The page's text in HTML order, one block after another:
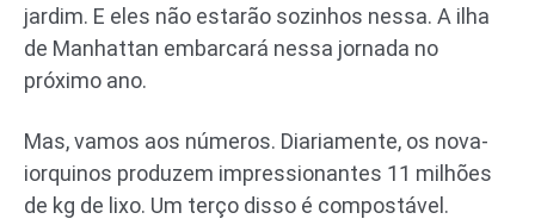
jardim. E eles não estarão sozinhos nessa. A ilha
de Manhattan embarcará nessa jornada no
próximo ano.
Mas, vamos aos números. Diariamente, os nova-
iorquinos produzem impressionantes 11 milhões
de kg de lixo. Um terço disso é compostável.